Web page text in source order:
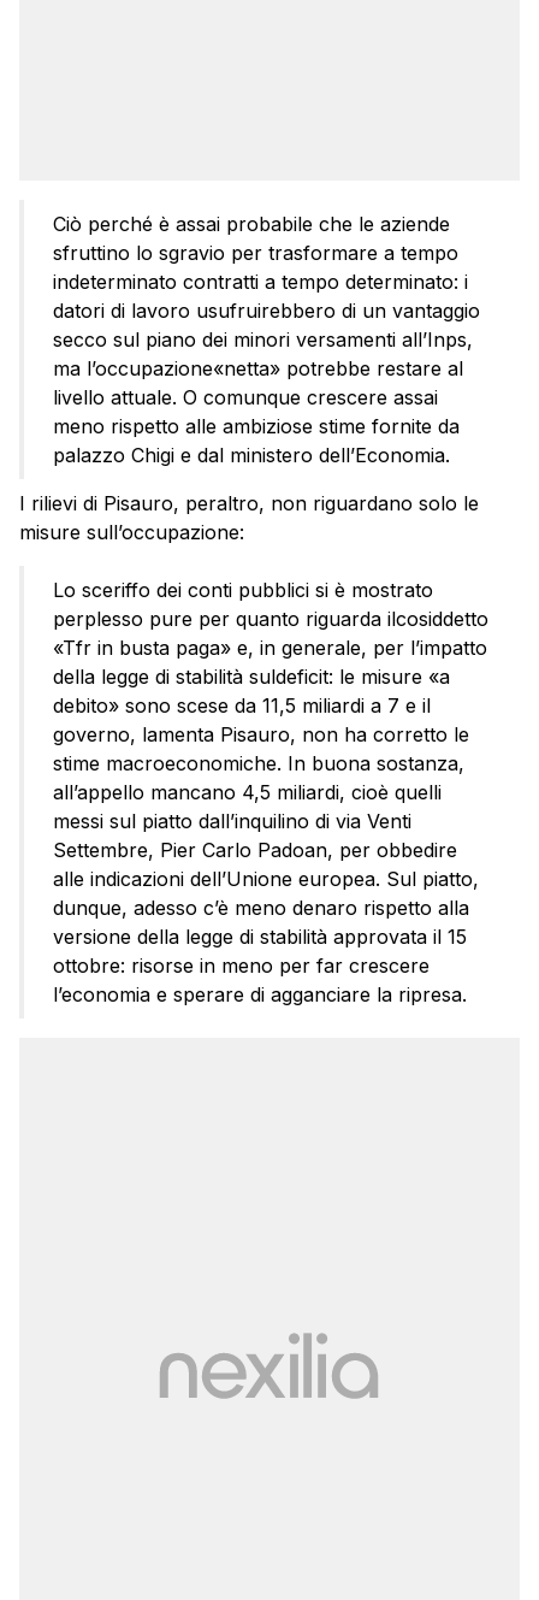
Ciò perché è assai probabile che le aziende
sfruttino lo sgravio per trasformare a tempo
indeterminato contratti a tempo determinato: i
datori di lavoro usufruirebbero di un vantaggio
secco sul piano dei minori versamenti all’Inps,
ma l’occupazione«netta» potrebbe restare al
livello attuale. O comunque crescere assai
meno rispetto alle ambiziose stime fornite da
palazzo Chigi e dal ministero dell’Economia.
I rilievi di Pisauro, peraltro, non riguardano solo le
misure sull’occupazione:
Lo sceriffo dei conti pubblici si è mostrato
perplesso pure per quanto riguarda ilcosiddetto
«Tfr in busta paga» e, in generale, per l’impatto
della legge di stabilità suldeficit: le misure «a
debito» sono scese da 11,5 miliardi a 7 e il
governo, lamenta Pisauro, non ha corretto le
stime macroeconomiche. In buona sostanza,
all’appello mancano 4,5 miliardi, cioè quelli
messi sul piatto dall’inquilino di via Venti
Settembre, Pier Carlo Padoan, per obbedire
alle indicazioni dell’Unione europea. Sul piatto,
dunque, adesso c’è meno denaro rispetto alla
versione della legge di stabilità approvata il 15
ottobre: risorse in meno per far crescere
l’economia e sperare di agganciare la ripresa.